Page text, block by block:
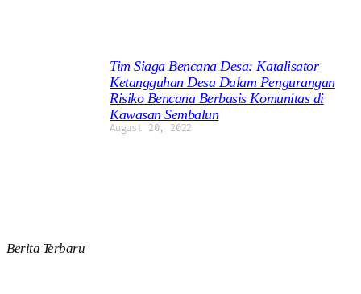
Tim Siaga Bencana Desa: Katalisator
Ketangguhan Desa Dalam Pengurangan
Risiko Bencana Berbasis Komunitas di
Kawasan Sembalun
August 20, 2022
Berita Terbaru